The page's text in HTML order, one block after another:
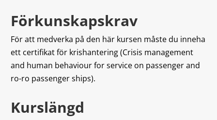
Förkunskapskrav
För att medverka på den här kursen måste du inneha
ett certifikat för krishantering (Crisis management
and human behaviour for service on passenger and
ro-ro passenger ships).
Kurslängd